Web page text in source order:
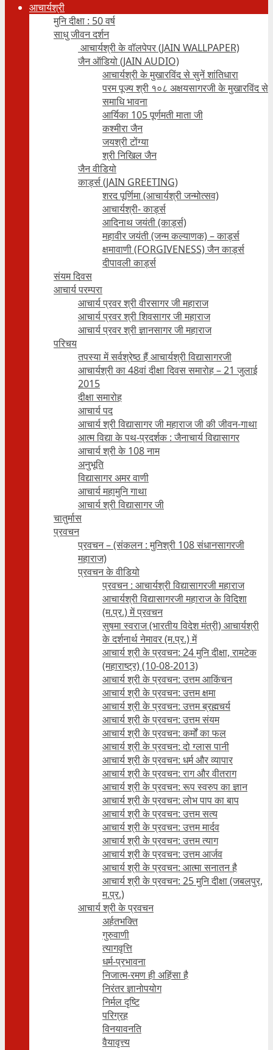
आचार्यश्री
मुनि दीक्षा : 50 वर्ष
साधु जीवन दर्शन
आचार्यश्री के वॉलपेपर (JAIN WALLPAPER)
जैन ऑडियो (JAIN AUDIO)
आचार्यश्री के मुखारविंद से सुनें शांतिधारा
परम पूज्य श्री १०८ अक्षयसागरजी के मुखारविंद से
समाधि भावना
आर्यिका 105 पूर्णमती माता जी
कश्मीरा जैन
जयश्री टोंग्या
श्री निखिल जैन
जैन वीडियो
कार्ड्स (JAIN GREETING)
शरद पूर्णिमा (आचार्यश्री जन्मोत्सव)
आचार्यश्री- कार्ड्स
आदिनाथ जयंती (कार्ड्स)
महावीर जयंती (जन्म कल्याणक) – कार्ड्स
क्षमावाणी (FORGIVENESS) जैन कार्ड्स
दीपावली कार्ड्स
संयम दिवस
आचार्य परम्परा
आचार्य प्रवर श्री वीरसागर जी महाराज
आचार्य प्रवर श्री शिवसागर जी महाराज
आचार्य प्रवर श्री ज्ञानसागर जी महाराज
परिचय
तपस्या में सर्वश्रेष्ठ हैं आचार्यश्री विद्यासागरजी
आचार्यश्री का 48वां दीक्षा दिवस समारोह – 21 जुलाई
2015
दीक्षा समारोह
आचार्य पद
आचार्य श्री विद्यासागर जी महाराज जी की जीवन-गाथा
आत्म विद्या के पथ-प्रदर्शक : जैनाचार्य विद्यासागर
आचार्य श्री के 108 नाम
अनुभूति
विद्यासागर अमर वाणी
आचार्य महामुनि गाथा
आचार्य श्री विद्यासागर जी
चातुर्मास
प्रवचन
प्रवचन – (संकलन : मुनिश्री 108 संधानसागरजी
महाराज)
प्रवचन के वीडियो
प्रवचन : आचार्यश्री ‍विद्यासागरजी महाराज
आचार्यश्री विद्यासागरजी महाराज के विदिशा
(म.प्र.) में प्रवचन
सुषमा स्वराज (भारतीय विदेश मंत्री) आचार्यश्री
के दर्शनार्थ नेमावर (म.प्र.) में
आचार्य श्री के प्रवचन: 24 मुनि दीक्षा, रामटेक
(महाराष्ट्र) (10-08-2013)
आचार्य श्री के प्रवचन: उत्तम आकिंचन
आचार्य श्री के प्रवचन: उत्तम क्षमा
आचार्य श्री के प्रवचन: उत्तम ब्रह्मचर्य
आचार्य श्री के प्रवचन: उत्तम संयम
आचार्य श्री के प्रवचन: कर्मों का फल
आचार्य श्री के प्रवचन: दो ग्लास पानी
आचार्य श्री के प्रवचन: धर्म और व्यापार
आचार्य श्री के प्रवचन: राग और वीतराग
आचार्य श्री के प्रवचन: रूप स्वरुप का ज्ञान
आचार्य श्री के प्रवचन: लोभ पाप का बाप
आचार्य श्री के प्रवचन: उत्तम सत्य
आचार्य श्री के प्रवचन: उत्तम मार्दव
आचार्य श्री के प्रवचन: उत्तम त्याग
आचार्य श्री के प्रवचन: उत्तम आर्जव
आचार्य श्री के प्रवचन: आत्मा सनातन है
आचार्य श्री के प्रवचन: 25 मुनि दीक्षा (जबलपुर,
म.प्र.)
आचार्य श्री के प्रवचन
अर्हतभक्ति
गुरुवाणी
त्यागवृत्ति
धर्म-प्रभावना
निजात्म-रमण ही अहिंसा है
निरंतर ज्ञानोपयोग
निर्मल दृष्टि
परिग्रह
विनयावनति
वैयावृत्त्य